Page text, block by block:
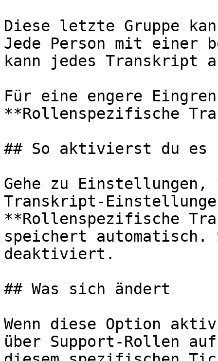
Diese letzte Gruppe
Jede Person mit einer
kann jedes Transkript
Für eine engere
**Rollenspezifische
## So aktivierst du es
Gehe zu
Transkript-
**Rollenspezifische
speichert automatisch.
deaktiviert.
## Was sich ändert
Wenn diese Option
über Support-Rollen